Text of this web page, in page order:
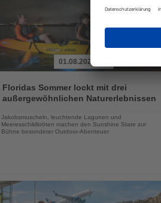
Sie
die
Nachrichten
01.08.2026
Floridas Sommer lockt mit drei
außergewöhnlichen Naturerlebnissen
Jakobsmuscheln, leuchtende Lagunen und
Meeresschildkröten machen den Sunshine State zur
Bühne besonderer Outdoor-Abenteuer